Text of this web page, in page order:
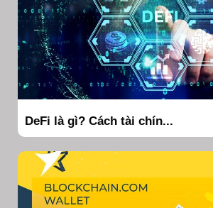
DeFi là gì? Cách tài chín...